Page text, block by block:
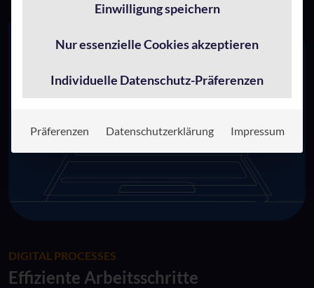
DIGITAL PROCESSES
Effiziente Arbeitsschritte
Einwilligung speichern
Nur essenzielle Cookies akzeptieren
Individuelle Datenschutz-Präferenzen
Präferenzen Datenschutzerklärung Impressum